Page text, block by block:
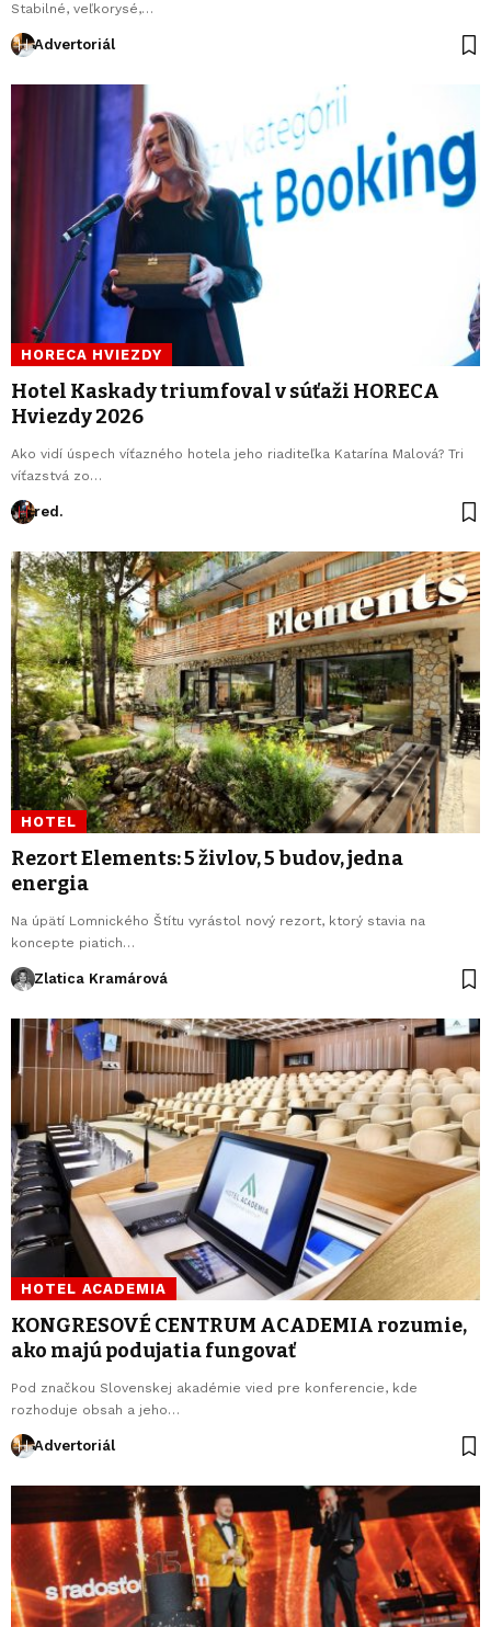
Stabilné, veľkorysé,…
Advertoriál
HORECA HVIEZDY
Hotel Kaskady triumfoval v súťaži HORECA
Hviezdy 2026
Ako vidí úspech víťazného hotela jeho riaditeľka Katarína Malová? Tri
víťazstvá zo…
red.
HOTEL
Rezort Elements: 5 živlov, 5 budov, jedna
energia
Na úpätí Lomnického Štítu vyrástol nový rezort, ktorý stavia na
koncepte piatich…
Zlatica Kramárová
HOTEL ACADEMIA
KONGRESOVÉ CENTRUM ACADEMIA rozumie,
ako majú podujatia fungovať
Pod značkou Slovenskej akadémie vied pre konferencie, kde
rozhoduje obsah a jeho…
Advertoriál